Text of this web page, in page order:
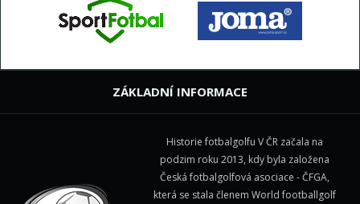
ZÁKLADNÍ INFORMACE
Historie fotbalgolfu V ČR začala na
podzim roku 2013, kdy byla založena
Česká fotbalgolfová asociace - ČFGA,
která se stala členem World footballgolf